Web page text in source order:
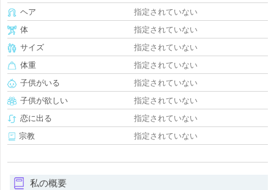
ヘア
指定されていない
体
指定されていない
サイズ
指定されていない
体重
指定されていない
子供がいる
指定されていない
子供が欲しい
指定されていない
恋に出る
指定されていない
宗教
指定されていない
私の概要